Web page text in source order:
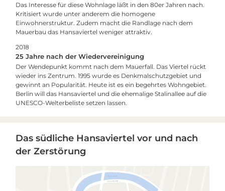
Das Interesse für diese Wohnlage läßt in den 80er Jahren nach.
Kritisiert wurde unter anderem die homogene
Einwohnerstruktur. Zudem macht die Randlage nach dem
Mauerbau das Hansaviertel weniger attraktiv.
2018
25 Jahre nach der Wiedervereinigung
Der Wendepunkt kommt nach dem Mauerfall. Das Viertel rückt
wieder ins Zentrum. 1995 wurde es Denkmalschutzgebiet und
gewinnt an Popularität. Heute ist es ein begehrtes Wohngebiet.
Berlin will das Hansaviertel und die ehemalige Stalinallee auf die
UNESCO-Welterbeliste setzen lassen.
Das südliche Hansaviertel vor und nach
der Zerstörung